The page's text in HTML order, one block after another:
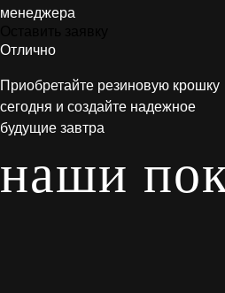
менеджера
Отлично
Приобретайте резиновую крошку
сегодня и создайте надежное
будущие завтра
наши